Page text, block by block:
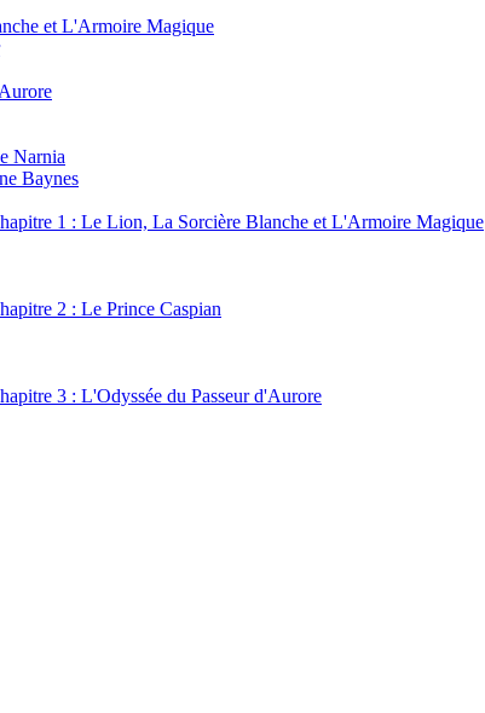
et L'Armoire Magique
Narnia
Baynes
1 : Le Lion, La Sorcière Blanche et L'Armoire Magique
2 : Le Prince Caspian
3 : L'Odyssée du Passeur d'Aurore